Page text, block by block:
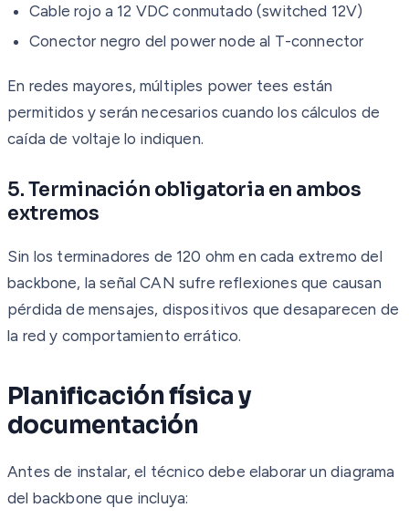
Cable rojo a 12 VDC conmutado (switched 12V)
Conector negro del power node al T-connector
En redes mayores, múltiples power tees están
permitidos y serán necesarios cuando los cálculos de
caída de voltaje lo indiquen.
5. Terminación obligatoria en ambos
extremos
Sin los terminadores de 120 ohm en cada extremo del
backbone, la señal CAN sufre reflexiones que causan
pérdida de mensajes, dispositivos que desaparecen de
la red y comportamiento errático.
Planificación física y
documentación
Antes de instalar, el técnico debe elaborar un diagrama
del backbone que incluya: